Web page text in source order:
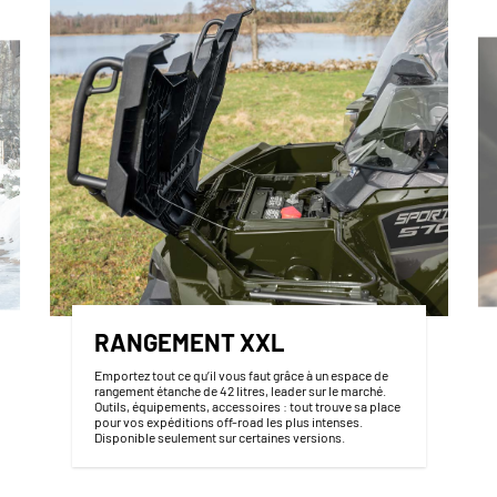
RANGEMENT XXL
Emportez tout ce qu’il vous faut grâce à un espace de
rangement étanche de 42 litres, leader sur le marché.
Outils, équipements, accessoires : tout trouve sa place
pour vos expéditions off-road les plus intenses.
Disponible seulement sur certaines versions.